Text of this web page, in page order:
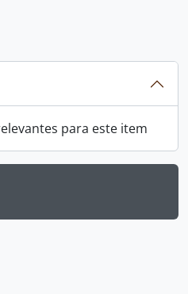
para este item